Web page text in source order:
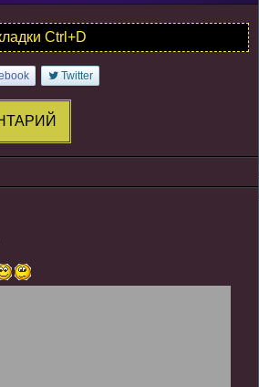
Ctrl+D
Twitter